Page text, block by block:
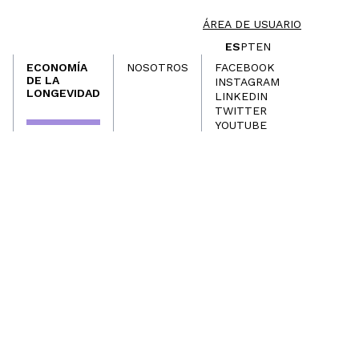
ÁREA DE USUARIO
ESPTEN
ECONOMÍA
DE LA
LONGEVIDAD
NOSOTROS
FACEBOOK
INSTAGRAM
LINKEDIN
TWITTER
YOUTUBE